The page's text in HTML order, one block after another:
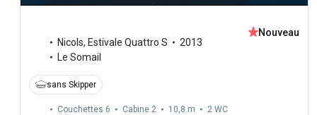
Nicols, Estivale Quattro S
2013
Le Somail
Nouveau
sans Skipper
Couchettes 6 Cabine 2 10,8 m 2 WC